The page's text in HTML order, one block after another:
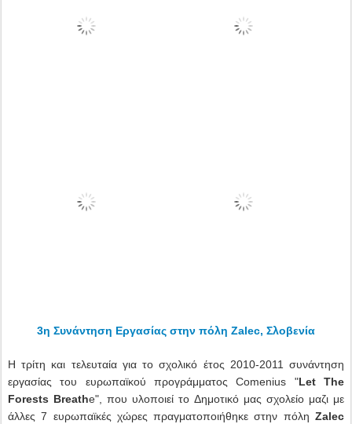
3η Συνάντηση Εργασίας στην πόλη Zalec, Σλοβενία
Η τρίτη και τελευταία για το σχολικό έτος 2010-2011 συνάντηση
εργασίας του ευρωπαϊκού προγράμματοςComenius "Let
The
Forests Breathe", που υλοποιεί το Δημοτικό μας σχολείο μαζι με
άλλες 7 ευρωπαϊκές χώρες πραγματοποιήθηκε στην πόλη Zalec